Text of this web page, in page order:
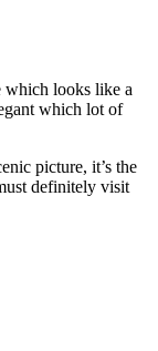
which looks like a
which lot of
picture, it’s the
definitely visit